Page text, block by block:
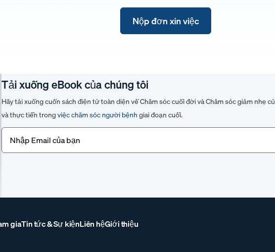
Nộp đơn xin việc
Tải xuống eBook của chúng tôi
Hãy tải xuống cuốn sách điện tử toàn diện về Chăm sóc cuối đời và Chăm sóc giảm nhẹ
và thực tiễn trongviệc chăm sóc người bệnh giai đoạn cuối.
Email
(Bắt
buộc)
giaTin tức & Sự kiệnLiên hệGiới thiệu